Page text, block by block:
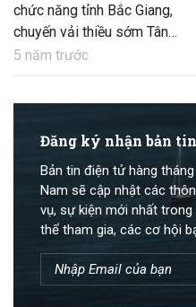
chức năng tỉnh Bắc Giang,
chuyến vải thiều sớm Tân
Yên (Bắc Giang) đã đến tại
Nhật Bản vào trưa ngày
5 năm trước
Đăng ký nhận bản tin
Bản tin điện tử hàng
Nam sẽ cập nhật các
vụ, sự kiện mới nhất
thể tham gia, các cơ hội